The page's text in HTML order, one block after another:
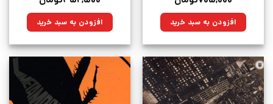
۱,۰۰۰,۰۰۰تومان
بود.
۷۰۵,۰۰۰تومان.افزودن به سبد خرید ۵۰۰,۰۰۰تومان
بود.
۳۵۲,۵۰۰تومان.افزودن به سبد خرید